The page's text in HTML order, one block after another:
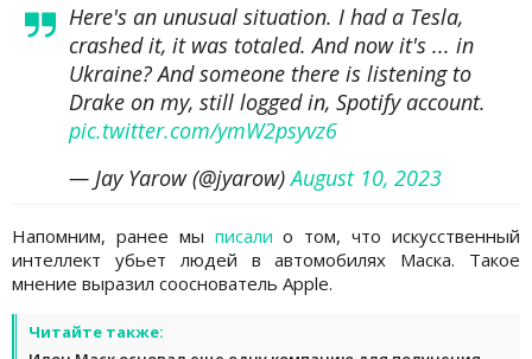
Here's an unusual situation. I had a Tesla,
crashed it, it was totaled. And now it's ... in
Ukraine? And someone there is listening to
Drake on my, still logged in, Spotify account.
pic.twitter.com/ymW2psyvz6
— Jay Yarow (@jyarow)August 10, 2023
Напомним, ранее мы писали о том, что искусственный
интеллект убьет людей в автомобилях Маска. Такое
мнение выразил сооснователь Apple.
Читайте также: